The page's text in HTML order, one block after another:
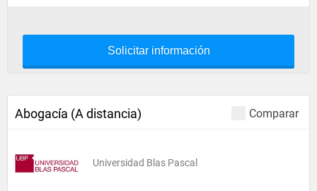
Solicitar información
Comparar
Abogacía (A distancia)
Universidad Blas Pascal